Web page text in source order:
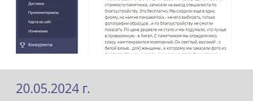
20.05.2024 г.